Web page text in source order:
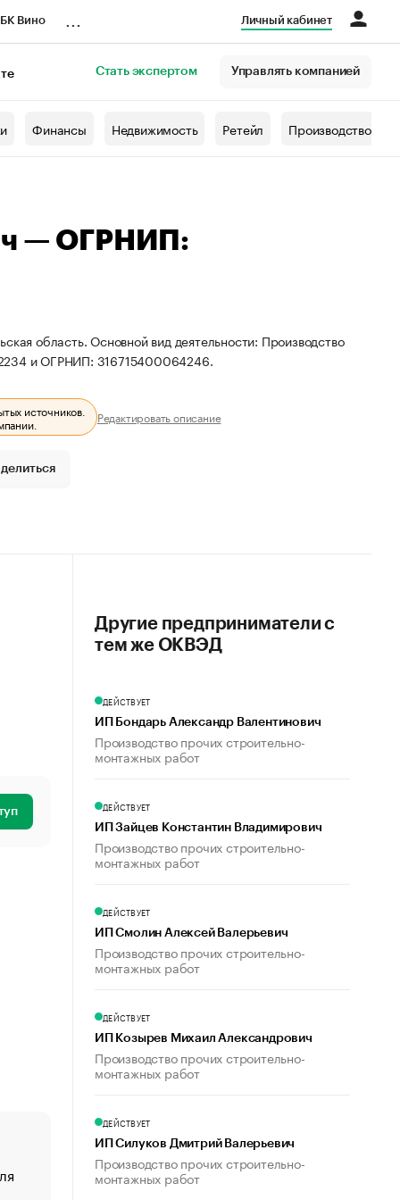
Вино Личный кабинет
Стать экспертом Управлять компанией
Финансы Недвижимость Ретейл Производство
— ОГРНИП:
область. Основной вид деятельности: Производство
и ОГРНИП: 316715400064246.
источников.
Редактировать описание
«От спорта тело стареет иначе». Как живет глава
создавшей GTA
Другие предприниматели с
тем же ОКВЭД
ДЕЙСТВУЕТ
ИП Бондарь Александр Валентинович
Производство прочих строительно-
монтажных работ
ДЕЙСТВУЕТ
ИП Зайцев Константин Владимирович
Производство прочих строительно-
монтажных работ
ДЕЙСТВУЕТ
ИП Смолин Алексей Валерьевич
Производство прочих строительно-
монтажных работ
ДЕЙСТВУЕТ
ИП Козырев Михаил Александрович
Производство прочих строительно-
монтажных работ
ДЕЙСТВУЕТ
ИП Силуков Дмитрий Валерьевич
Производство прочих строительно-
монтажных работ